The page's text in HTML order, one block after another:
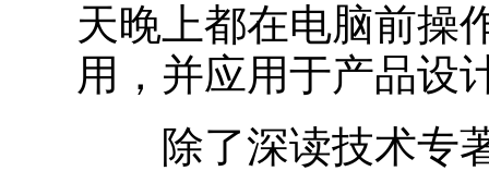
天晚上都在电脑前操
用，并应用于产品设
除了深读技术专著